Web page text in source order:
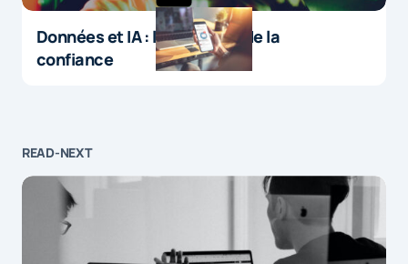
Données et IA : le paradoxe de la
confiance
READ-NEXT